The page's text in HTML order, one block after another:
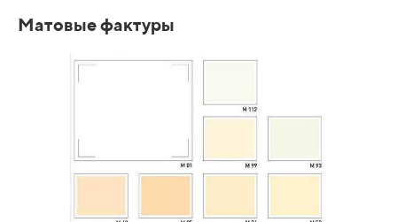
Матовые фактуры